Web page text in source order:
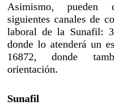
Asimismo, pueden
siguientes canales de
laboral de la Sunafil:
donde lo atenderá un
16872, donde
orientación.
Sunafil